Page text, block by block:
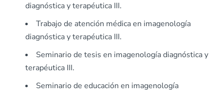
diagnóstica y terapéutica III.
Trabajo de atención médica en imagenología
diagnóstica y terapéutica III.
Seminario de tesis en imagenología diagnóstica y
terapéutica III.
Seminario de educación en imagenología